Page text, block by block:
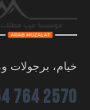
خيام، برجولات
764 2570